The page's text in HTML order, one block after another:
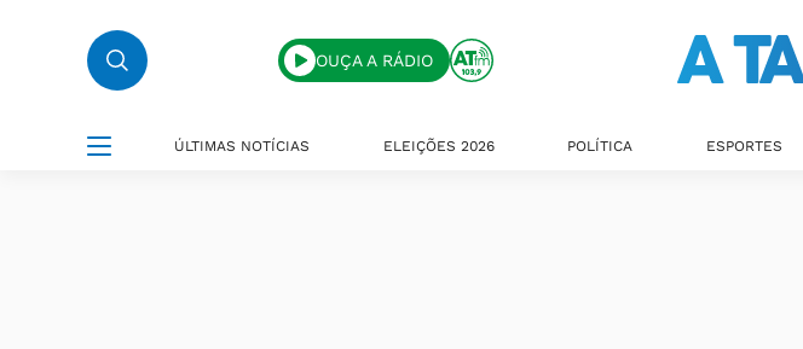
OUÇA A RÁDIO
ÚLTIMAS NOTÍCIAS ELEIÇÕES 2026 POLÍTICA ESPORTES